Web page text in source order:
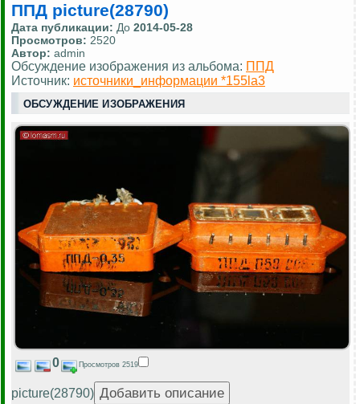
ППД picture(28790)
Дата публикации: До 2014-05-28
Просмотров: 2520
Автор: admin
Обсуждение изображения из альбома: ППД
Источник: источники_информации *155la3
ОБСУЖДЕНИЕ ИЗОБРАЖЕНИЯ
0 Просмотров 2519
picture(28790)